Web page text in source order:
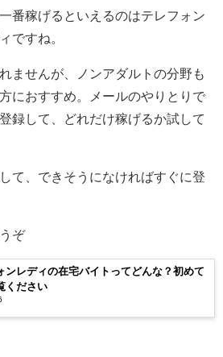
番稼げるといえるのはテレフォン
ですね。
ませんが、ノンアダルトの分野も
におすすめ。メールのやりとりで
録して、どれだけ稼げるか試して
て、できそうになければすぐに登
ぞ
ンレディの在宅バイトってどんな？初めて
ください